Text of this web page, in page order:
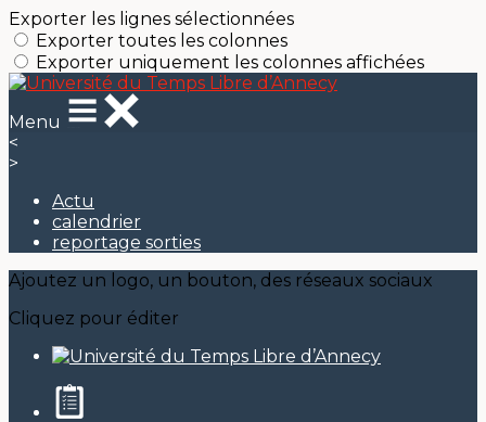
Exporter les lignes sélectionnées
Exporter toutes les colonnes
Exporter uniquement les colonnes affichées
Menu
<
>
Actu
calendrier
reportage sorties
Ajoutez un logo, un bouton, des réseaux sociaux
Cliquez pour éditer